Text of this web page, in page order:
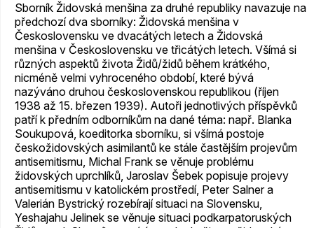
Sborník Židovská menšina za druhé republiky navazuje na
předchozí dva sborníky: Židovská menšina v
Československu ve dvacátých letech a Židovská
menšina v Československu ve třicátých letech. Všímá si
různých aspektů života Židů/židů během krátkého,
nicméně velmi vyhroceného období, které bývá
nazýváno druhou československou republikou (říjen
1938 až 15. březen 1939). Autoři jednotlivých příspěvků
patří k předním odborníkům na dané téma: např. Blanka
Soukupová, koeditorka sborníku, si všímá postoje
českožidovských asimilantů ke stále častějším projevům
antisemitismu, Michal Frank se věnuje problému
židovských uprchlíků, Jaroslav Šebek popisuje projevy
antisemitismu v katolickém prostředí, Peter Salner a
Valerián Bystrický rozebírají situaci na Slovensku,
Yeshajahu Jelinek se věnuje situaci podkarpatoruských